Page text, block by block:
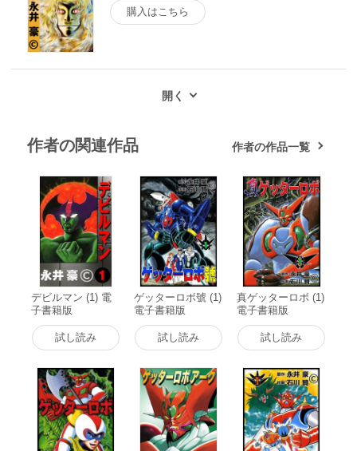
購入はこちら
作者の関連作品 作者の作品一覧
デビルマン (1) 電
子書籍版
試し読み
ゲッターロボ號 (1)
電子書籍版
試し読み
真ゲッターロボ (1)
電子書籍版
試し読み